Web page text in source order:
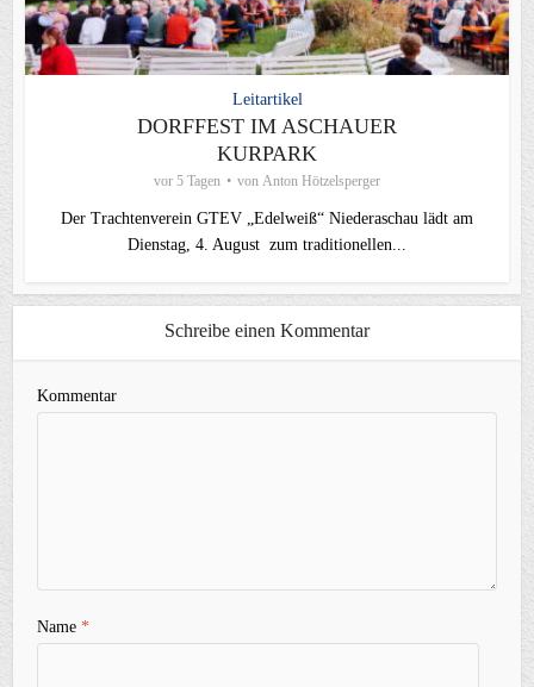
Leitartikel
DORFFEST IM ASCHAUER
KURPARK
vor 5 Tagen von Anton Hötzelsperger
Der Trachtenverein GTEV „Edelweiß“ Niederaschau lädt am
Dienstag, 4. August zum traditionellen...
Schreibe einen Kommentar
Kommentar
Name*